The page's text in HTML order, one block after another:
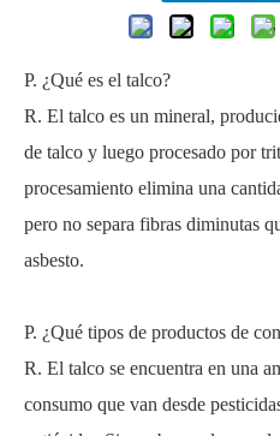
P. ¿Qué es el talco?
R. El talco es un mineral,
de talco y luego procesado por
procesamiento elimina una
pero no separa fibras diminutas
asbesto.
P. ¿Qué tipos de productos de
R. El talco se encuentra en una
consumo que van desde